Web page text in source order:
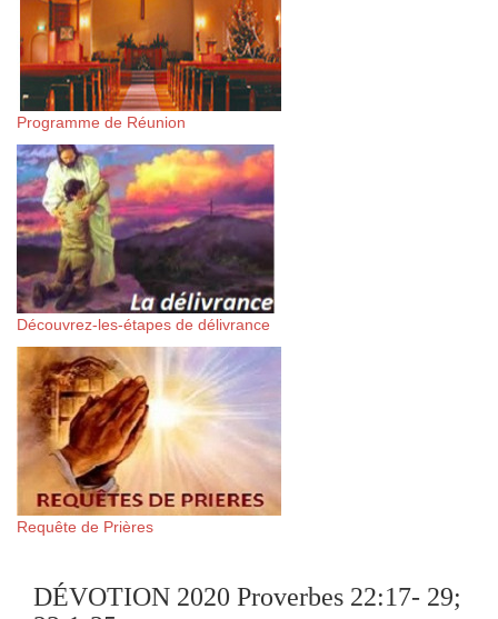
Programme de Réunion
Découvrez-les-étapes de délivrance
Requête de Prières
DÉVOTION 2020 Proverbes 22:17- 29;